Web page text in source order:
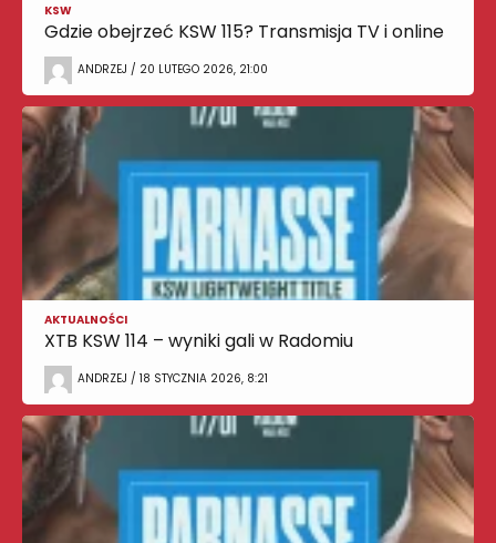
KSW
Gdzie obejrzeć KSW 115? Transmisja TV i online
ANDRZEJ / 20 LUTEGO 2026, 21:00
AKTUALNOŚCI
XTB KSW 114 – wyniki gali w Radomiu
ANDRZEJ / 18 STYCZNIA 2026, 8:21